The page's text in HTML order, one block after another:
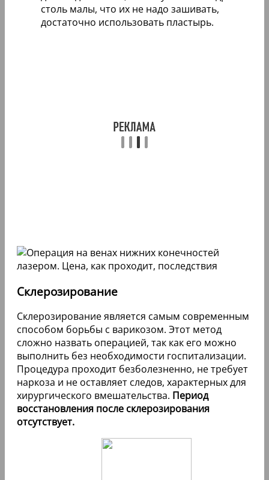
столь малы, что их не надо зашивать,
достаточно использовать пластырь.
Склерозирование
Склерозирование является самым современным
способом борьбы с варикозом. Этот метод
сложно назвать операцией, так как его можно
выполнить без необходимости госпитализации.
Процедура проходит безболезненно, не требует
наркоза и не оставляет следов, характерных для
хирургического вмешательства. Период
восстановления после склерозирования
отсутствует.